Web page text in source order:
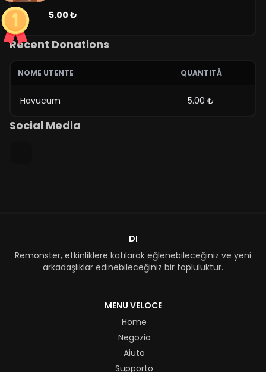
5.00 ₺
Recent Donations
NOME UTENTE QUANTITÀ
Havucum 5.00 ₺
Social Media
DI
Remonster, etkinliklere katılarak eğlenebileceğiniz ve yeni
arkadaşlıklar edinebileceğiniz bir topluluktur.
MENU VELOCE
Home
Negozio
Aiuto
Supporto